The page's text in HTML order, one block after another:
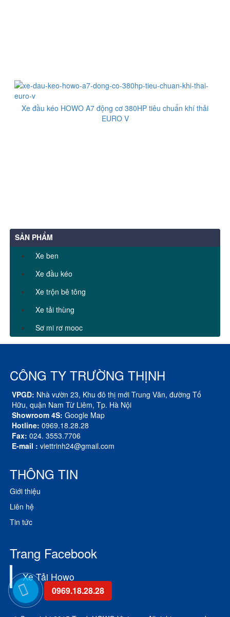
Xe đầu kéo HOWO A7 động cơ 380HP tiêu chuẩn khí thải
EURO V
SẢN PHẨM
Xe ben
Xe đầu kéo
Xe trộn bê tông
Xe tải thùng
Sơ mi rơ mooc
CÔNG TY TRƯỜNG THỊNH
VPGD: Nhà vườn 23, Khu đô thị mới Trung Văn, đường Tố
Hữu, quận Nam Từ Liêm, Tp. Hà Nội
Showroom 4S: Google Map
Hotline: 0969.18.28.28
Fax: 024. 3553.7706
E-mail : viettrinh24@gmail.com
THÔNG TIN
Giới thiệu
Liên hệ
Tin tức
Trang Facebook
Xe Tải Howo
0969.18.28.28